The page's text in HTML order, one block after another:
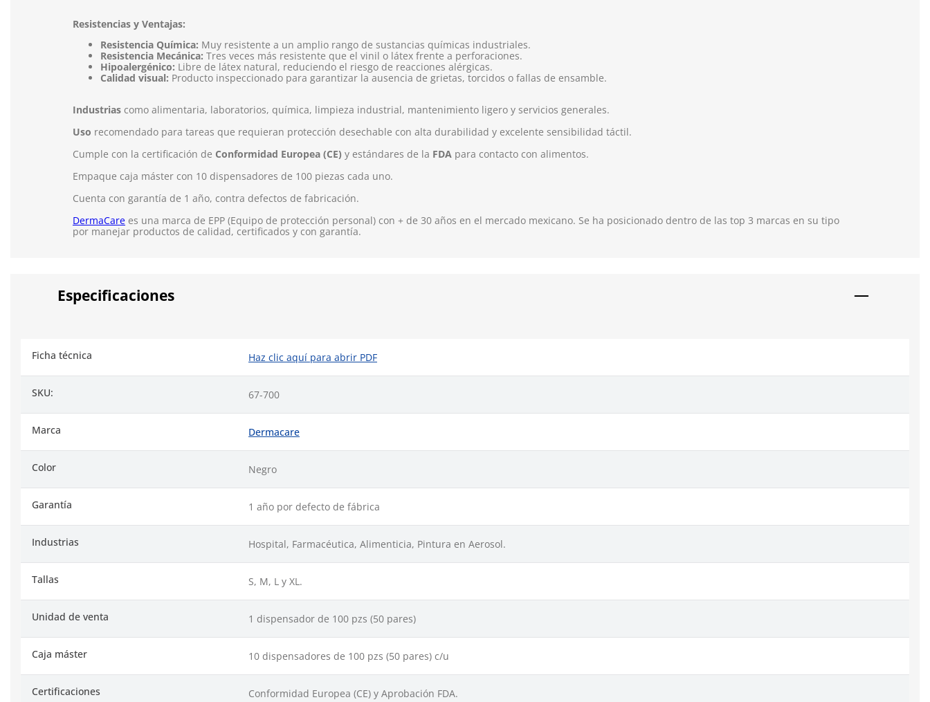
Resistencias y Ventajas:
Resistencia Química: Muy resistente a un amplio rango de sustancias químicas industriales.
Resistencia Mecánica: Tres veces más resistente que el vinil o látex frente a perforaciones.
Hipoalergénico: Libre de látex natural, reduciendo el riesgo de reacciones alérgicas.
Calidad visual: Producto inspeccionado para garantizar la ausencia de grietas, torcidos o fallas de ensamble.
Industrias como alimentaria, laboratorios, química, limpieza industrial, mantenimiento ligero y servicios generales.
Uso recomendado para tareas que requieran protección desechable con alta durabilidad y excelente sensibilidad táctil.
Cumple con la certificación de Conformidad Europea (CE) y estándares de la FDA para contacto con alimentos.
Empaque caja máster con 10 dispensadores de 100 piezas cada uno.
Cuenta con garantía de 1 año, contra defectos de fabricación.
DermaCare es una marca de EPP (Equipo de protección personal) con + de 30 años en el mercado mexicano. Se ha posicionado dentro de las top 3 marcas en su tipo
por manejar productos de calidad, certificados y con garantía.
Especificaciones
Ficha técnica Haz clic aquí para abrir PDF
SKU: 67-700
Marca Dermacare
Color Negro
Garantía 1 año por defecto de fábrica
Industrias Hospital, Farmacéutica, Alimenticia, Pintura en Aerosol.
Tallas S, M, L y XL.
Unidad de venta 1 dispensador de 100 pzs (50 pares)
Caja máster 10 dispensadores de 100 pzs (50 pares) c/u
Certificaciones Conformidad Europea (CE) y Aprobación FDA.